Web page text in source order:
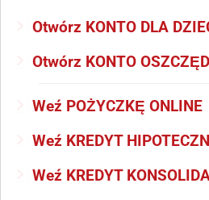
Otwórz KONTO DLA
Otwórz KONTO
Weź POŻYCZKĘ ONLINE
Weź KREDYT
Weź KREDYT